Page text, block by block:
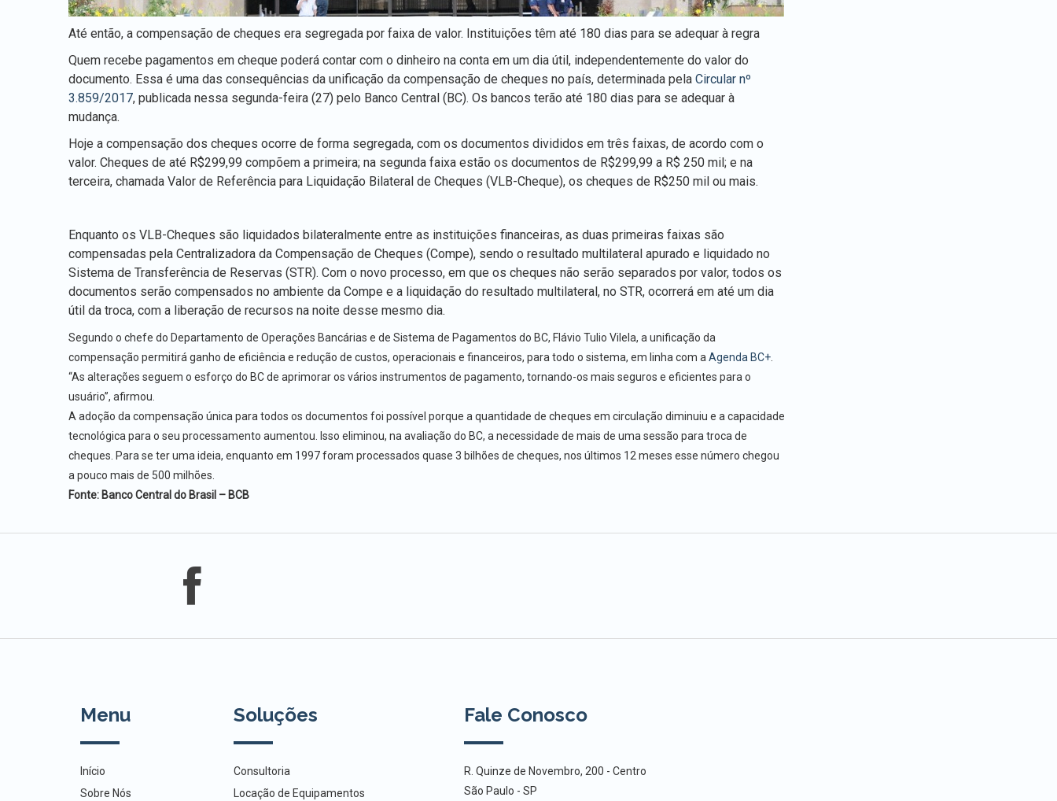
Até então, a compensação de cheques era segregada por faixa de valor. Instituições têm até 180 dias para se adequar à regra
Quem recebe pagamentos em cheque poderá contar com o dinheiro na conta em um dia útil, independentemente do valor do
documento. Essa é uma das consequências da unificação da compensação de cheques no país, determinada pela Circular nº
3.859/2017, publicada nessa segunda-feira (27) pelo Banco Central (BC). Os bancos terão até 180 dias para se adequar à
mudança.
Hoje a compensação dos cheques ocorre de forma segregada, com os documentos divididos em três faixas, de acordo com o
valor. Cheques de até R$299,99 compõem a primeira; na segunda faixa estão os documentos de R$299,99 a R$ 250 mil; e na
terceira, chamada Valor de Referência para Liquidação Bilateral de Cheques (VLB-Cheque), os cheques de R$250 mil ou mais.
Enquanto os VLB-Cheques são liquidados bilateralmente entre as instituições financeiras, as duas primeiras faixas são
compensadas pela Centralizadora da Compensação de Cheques (Compe), sendo o resultado multilateral apurado e liquidado no
Sistema de Transferência de Reservas (STR). Com o novo processo, em que os cheques não serão separados por valor, todos os
documentos serão compensados no ambiente da Compe e a liquidação do resultado multilateral, no STR, ocorrerá em até um dia
útil da troca, com a liberação de recursos na noite desse mesmo dia.
Segundo o chefe do Departamento de Operações Bancárias e de Sistema de Pagamentos do BC, Flávio Tulio Vilela, a unificação da
compensação permitirá ganho de eficiência e redução de custos, operacionais e financeiros, para todo o sistema, em linha com a Agenda BC+
“As alterações seguem o esforço do BC de aprimorar os vários instrumentos de pagamento, tornando-os mais seguros e eficientes para o
usuário”, afirmou.
A adoção da compensação única para todos os documentos foi possível porque a quantidade de cheques em circulação diminuiu e a capacidade
tecnológica para o seu processamento aumentou. Isso eliminou, na avaliação do BC, a necessidade de mais de uma sessão para troca de
cheques. Para se ter uma ideia, enquanto em 1997 foram processados quase 3 bilhões de cheques, nos últimos 12 meses esse número chegou
a pouco mais de 500 milhões.
Fonte: Banco Central do Brasil – BCB
Menu
Início
Sobre Nós
Soluções
Consultoria
Locação de Equipamentos
Fale Conosco
R. Quinze de Novembro, 200 - Centro
São Paulo - SP